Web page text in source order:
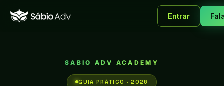
Entrar
SÁBIO ADV ACADEMY
GUIA PRÁTICO · 2026